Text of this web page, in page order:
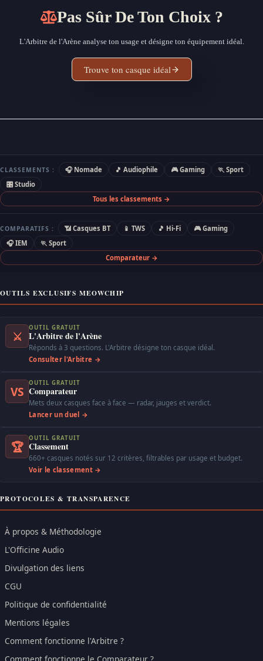
Pas Sûr De Ton Choix ?
L'Arbitre de l'Arène analyse ton usage et désigne ton équipement idéal.
Trouve ton casque idéal
CLASSEMENTS : 🎧 Nomade 🎵 Audiophile 🎮 Gaming
🏃 Sport
🎛 Studio
Tous les classements →
COMPARATIFS : 📶 Casques BT 📱 TWS 🎵 Hi-Fi
🎮 Gaming
🎧 IEM
🏃 Sport
Comparateur →
OUTILS EXCLUSIFS MEOWCHIP
⚔
OUTIL GRATUIT
L'Arbitre de l'Arène
Réponds à 3 questions. L'Arbitre désigne ton casque idéal.
Consulter l'Arbitre →
VS
OUTIL GRATUIT
Comparateur
Mets deux casques face à face — radar, jauges et verdict.
Lancer un duel →
🏆
OUTIL GRATUIT
Classement
660+ casques notés sur 12 critères, filtrables par usage et budget.
Voir le classement →
PROTOCOLES & TRANSPARENCE
À propos & Méthodologie
L'Officine Audio
Divulgation des liens
CGU
Politique de confidentialité
Mentions légales
Comment fonctionne l'Arbitre ?